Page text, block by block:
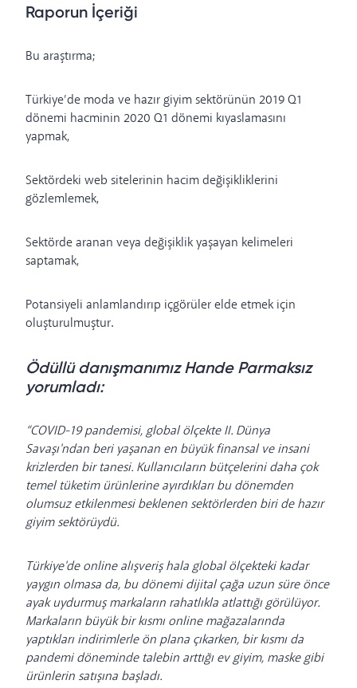
Raporun İçeriği
Bu araştırma;
Türkiye’de moda ve hazır giyim sektörünün 2019 Q1
dönemi hacminin 2020 Q1 dönemi kıyaslamasını
yapmak,
Sektördeki web sitelerinin hacim değişikliklerini
gözlemlemek,
Sektörde aranan veya değişiklik yaşayan kelimeleri
saptamak,
Potansiyeli anlamlandırıp içgörüler elde etmek için
oluşturulmuştur.
Ödüllü danışmanımız Hande Parmaksız
yorumladı:
“COVID-19 pandemisi, global ölçekte II. Dünya
Savaşı'ndan beri yaşanan en büyük finansal ve insani
krizlerden bir tanesi. Kullanıcıların bütçelerini daha çok
temel tüketim ürünlerine ayırdıkları bu dönemden
olumsuz etkilenmesi beklenen sektörlerden biri de hazır
giyim sektörüydü.
Türkiye'de online alışveriş hala global ölçekteki kadar
yaygın olmasa da, bu dönemi dijital çağa uzun süre önce
ayak uydurmuş markaların rahatlıkla atlattığı görülüyor.
Markaların büyük bir kısmı online mağazalarında
yaptıkları indirimlerle ön plana çıkarken, bir kısmı da
pandemi döneminde talebin arttığı ev giyim, maske gibi
ürünlerin satışına başladı.